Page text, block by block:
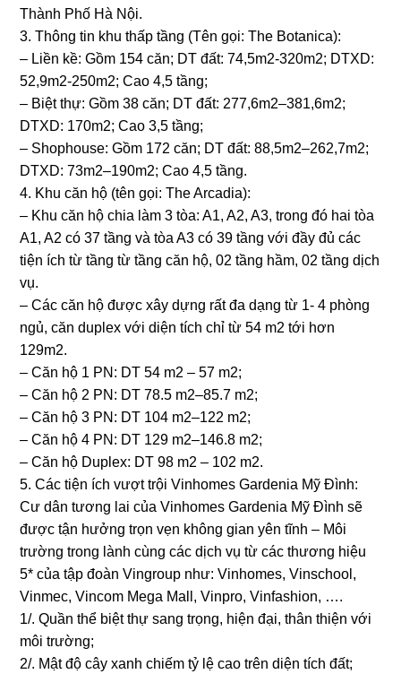
Thành Phố Hà Nội.
3. Thông tin khu thấp tầng (Tên gọi: The Botanica):
– Liền kề: Gồm 154 căn; DT đất: 74,5m2-320m2; DTXD:
52,9m2-250m2; Cao 4,5 tầng;
– Biệt thự: Gồm 38 căn; DT đất: 277,6m2–381,6m2;
DTXD: 170m2; Cao 3,5 tầng;
– Shophouse: Gồm 172 căn; DT đất: 88,5m2–262,7m2;
DTXD: 73m2–190m2; Cao 4,5 tầng.
4. Khu căn hộ (tên gọi: The Arcadia):
– Khu căn hộ chia làm 3 tòa: A1, A2, A3, trong đó hai tòa
A1, A2 có 37 tầng và tòa A3 có 39 tầng với đầy đủ các
tiện ích từ tầng từ tầng căn hộ, 02 tầng hầm, 02 tầng dịch
vụ.
– Các căn hộ được xây dựng rất đa dạng từ 1- 4 phòng
ngủ, căn duplex với diện tích chỉ từ 54 m2 tới hơn
129m2.
– Căn hộ 1 PN: DT 54 m2 – 57 m2;
– Căn hộ 2 PN: DT 78.5 m2–85.7 m2;
– Căn hộ 3 PN: DT 104 m2–122 m2;
– Căn hộ 4 PN: DT 129 m2–146.8 m2;
– Căn hộ Duplex: DT 98 m2 – 102 m2.
5. Các tiện ích vượt trội Vinhomes Gardenia Mỹ Đình:
Cư dân tương lai của Vinhomes Gardenia Mỹ Đình sẽ
được tận hưởng trọn vẹn không gian yên tĩnh – Môi
trường trong lành cùng các dịch vụ từ các thương hiệu
5* của tập đoàn Vingroup như: Vinhomes, Vinschool,
Vinmec, Vincom Mega Mall, Vinpro, Vinfashion, ….
1/. Quần thể biệt thự sang trọng, hiện đại, thân thiện với
môi trường;
2/. Mật độ cây xanh chiếm tỷ lệ cao trên diện tích đất;